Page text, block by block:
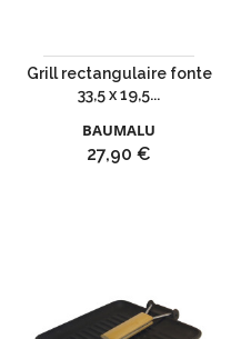
Grill rectangulaire fonte
33,5 x 19,5...
BAUMALU
Prix
27,90 €